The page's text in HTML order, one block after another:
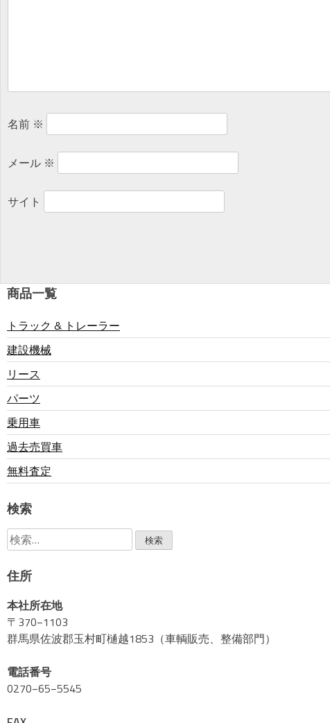
シ
ョ
ン
名前 ※
メール ※
サイト
商品一覧
トラック & トレーラー
建設機械
リース
パーツ
乗用車
過去売買車
無料査定
検索
検
索:
住所
本社所在地
〒370−1103
群馬県佐波郡玉村町樋越1853（車輌販売、整備部門）
電話番号
0270−65−5545